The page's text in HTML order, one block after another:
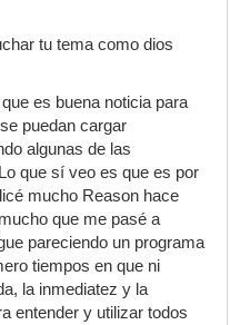
tu tema como dios
es buena noticia para
puedan cargar
algunas de las
que sí veo es que es por
mucho Reason hace
que me pasé a
pareciendo un programa
tiempos en que ni
la inmediatez y la
entender y utilizar todos